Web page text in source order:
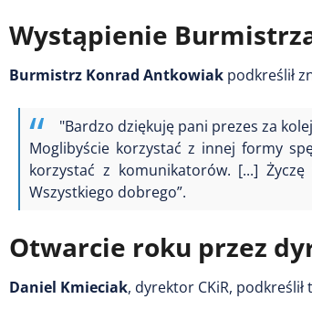
Wystąpienie
Burmistrz Konrad Antkowiak podkreślił
"Bardzo dziękuję pani prezes za
Moglibyście korzystać z innej formy
korzystać z komunikatorów. [...]
Wszystkiego dobrego”.
Otwarcie roku przez
Daniel Kmieciak, dyrektor CKiR,